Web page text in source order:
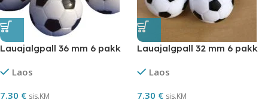
Lauajalgpall 36 mm 6 pakk
Laos
7.30 € sis.KM
Lauajalgpall 32 mm 6 pakk
Laos
7.30 € sis.KM